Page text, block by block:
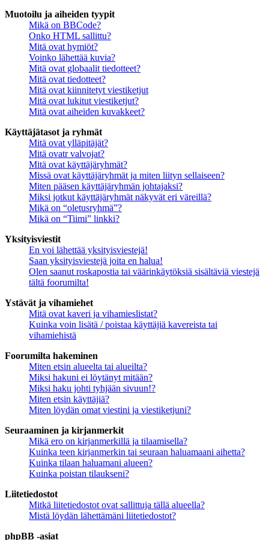
Muotoilu ja aiheiden tyypit
Mikä on BBCode?
Onko HTML sallittu?
Mitä ovat hymiöt?
Voinko lähettää kuvia?
Mitä ovat globaalit tiedotteet?
Mitä ovat tiedotteet?
Mitä ovat kiinnitetyt viestiketjut
Mitä ovat lukitut viestiketjut?
Mitä ovat aiheiden kuvakkeet?
Käyttäjätasot ja ryhmät
Mitä ovat ylläpitäjät?
Mitä ovatr valvojat?
Mitä ovat käyttäjäryhmät?
Missä ovat käyttäjäryhmät ja miten liityn sellaiseen?
Miten pääsen käyttäjäryhmän johtajaksi?
Miksi jotkut käyttäjäryhmät näkyvät eri väreillä?
Mikä on “oletusryhmä”?
Mikä on “Tiimi” linkki?
Yksityisviestit
En voi lähettää yksityisviestejä!
Saan yksityisviestejä joita en halua!
Olen saanut roskapostia tai väärinkäytöksiä sisältäviä viestejä
tältä foorumilta!
Ystävät ja vihamiehet
Mitä ovat kaveri ja vihamieslistat?
Kuinka voin lisätä / poistaa käyttäjiä kavereista tai
vihamiehistä
Foorumilta hakeminen
Miten etsin alueelta tai alueilta?
Miksi hakuni ei löytänyt mitään?
Miksi haku johti tyhjään sivuun!?
Miten etsin käyttäjiä?
Miten löydän omat viestini ja viestiketjuni?
Seuraaminen ja kirjanmerkit
Mikä ero on kirjanmerkillä ja tilaamisella?
Kuinka teen kirjanmerkin tai seuraan haluamaani aihetta?
Kuinka tilaan haluamani alueen?
Kuinka poistan tilaukseni?
Liitetiedostot
Mitkä liitetiedostot ovat sallittuja tällä alueella?
Mistä löydän lähettämäni liitetiedostot?
phpBB -asiat